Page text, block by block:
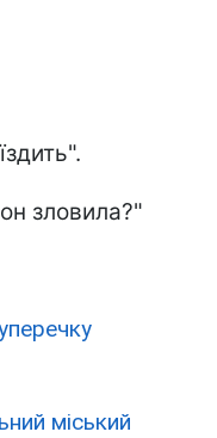
зловила?"
міський